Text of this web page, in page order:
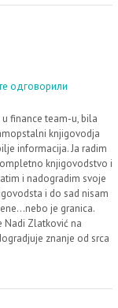
одговорили
finance team-u, bila
knjigovodja
informacija. Ja radim
knjigovodstvo i
i nadogradim svoje
i do sad nisam
je granica.
Nadi Zlatković na
znanje od srca